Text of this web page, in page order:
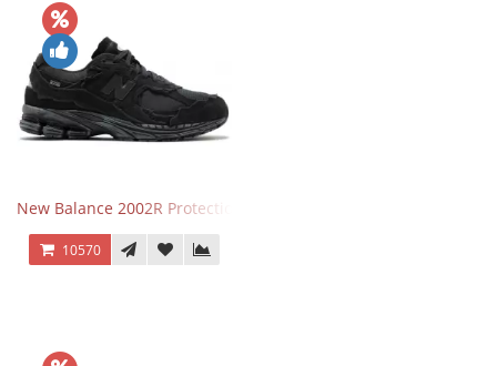
New Balance 2002R Protection Phantom Black
10570